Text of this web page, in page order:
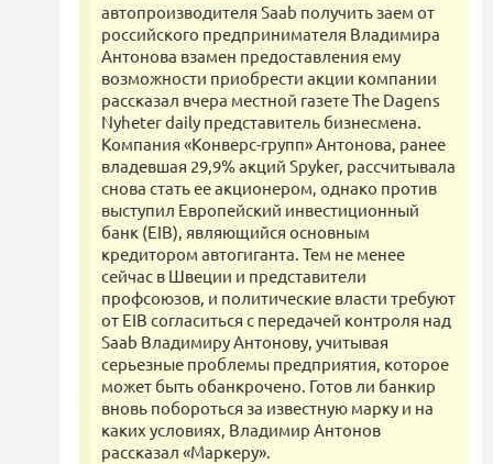
автопроизводителя Saab получить заем от
российского предпринимателя Владимира
Антонова взамен предоставления ему
возможности приобрести акции компании
рассказал вчера местной газете The Dagens
Nyheter daily представитель бизнесмена.
Компания «Конверс-групп» Антонова, ранее
владевшая 29,9% акций Spyker, рассчитывала
снова стать ее акционером, однако против
выступил Европейский инвестиционный
банк (EIB), являющийся основным
кредитором автогиганта. Тем не менее
сейчас в Швеции и представители
профсоюзов, и политические власти требуют
от EIB согласиться с передачей контроля над
Saab Владимиру Антонову, учитывая
серьезные проблемы предприятия, которое
может быть обанкрочено. Готов ли банкир
вновь побороться за известную марку и на
каких условиях, Владимир Антонов
рассказал «Маркеру».